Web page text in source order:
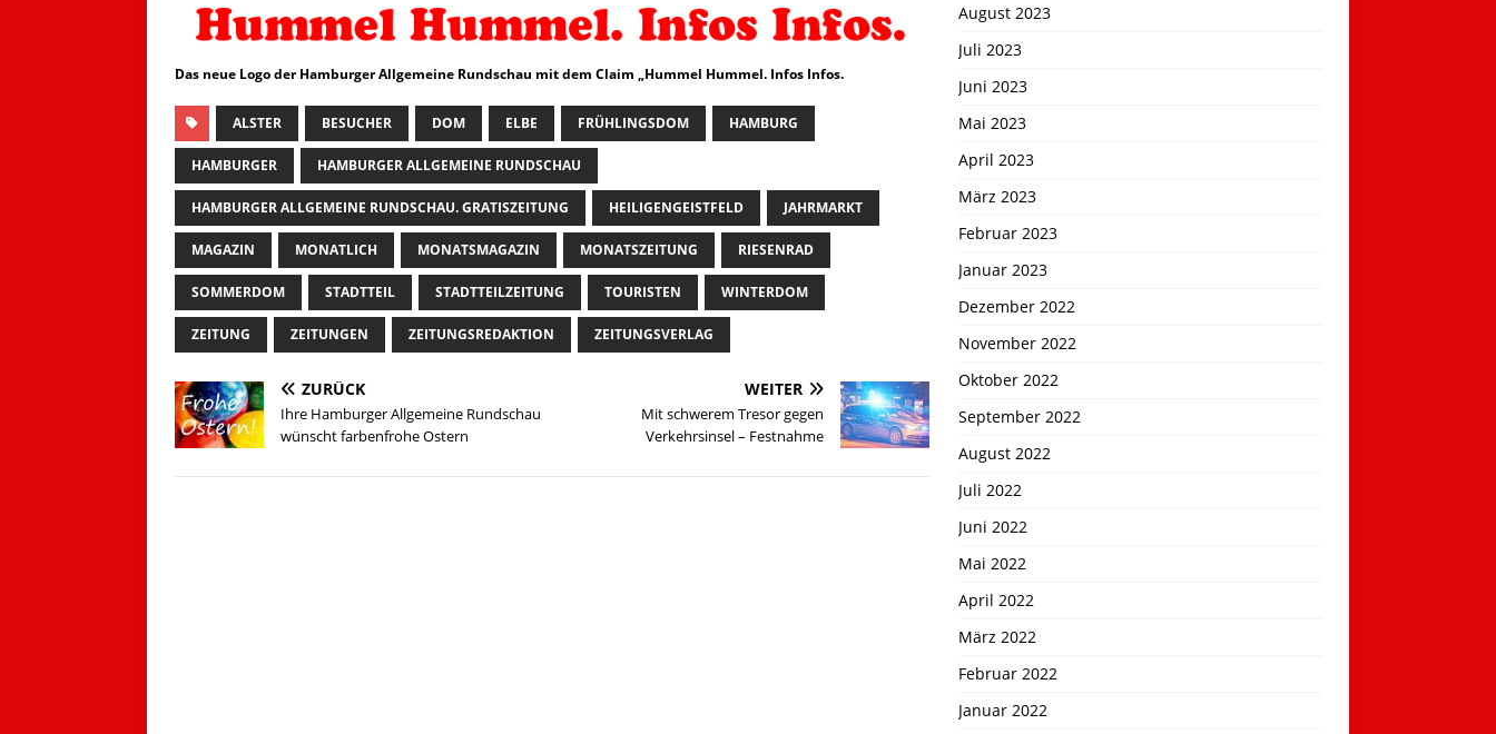
Das neue Logo der Hamburger Allgemeine Rundschau mit dem Claim „Hummel Hummel. Infos Infos.
ALSTER BESUCHER DOM ELBE FRÜHLINGSDOM HAMBURG
HAMBURGER HAMBURGER ALLGEMEINE RUNDSCHAU
HAMBURGER ALLGEMEINE RUNDSCHAU. GRATISZEITUNG HEILIGENGEISTFELD JAHRMARKT
MAGAZIN MONATLICH MONATSMAGAZIN MONATSZEITUNG RIESENRAD
SOMMERDOM STADTTEIL STADTTEILZEITUNG TOURISTEN WINTERDOM
ZEITUNG ZEITUNGEN ZEITUNGSREDAKTION ZEITUNGSVERLAG
ZURÜCK
Ihre Hamburger Allgemeine Rundschau
wünscht farbenfrohe Ostern
WEITER
Mit schwerem Tresor gegen
Verkehrsinsel – Festnahme
August 2023
Juli 2023
Juni 2023
Mai 2023
April 2023
März 2023
Februar 2023
Januar 2023
Dezember 2022
November 2022
Oktober 2022
September 2022
August 2022
Juli 2022
Juni 2022
Mai 2022
April 2022
März 2022
Februar 2022
Januar 2022